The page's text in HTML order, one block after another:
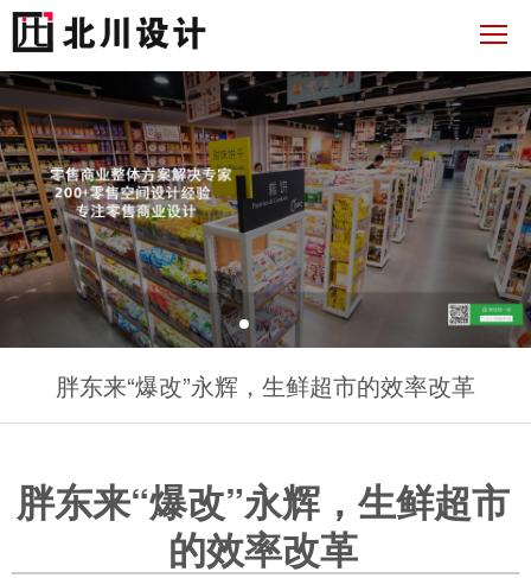
胖东来“爆改”永辉，生鲜超市的效率改革
胖东来“爆改”永辉，生鲜超市
的效率改革